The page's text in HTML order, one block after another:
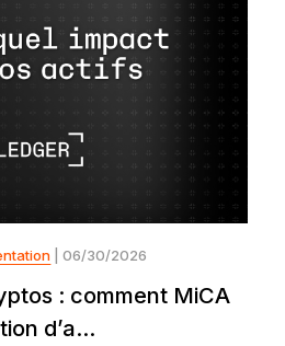
| 06/30/2026
: comment MiCA
d’a...